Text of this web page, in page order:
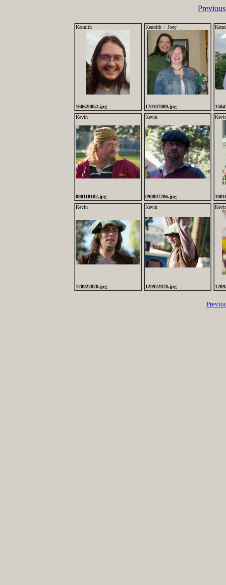
Previous
Kennith
160620052.jpg
Kennith + Joey
170107009.jpg
Kevin
090110102.jpg
Kevin
090807206.jpg
Kevin
120922070.jpg
Kevin
120922078.jpg